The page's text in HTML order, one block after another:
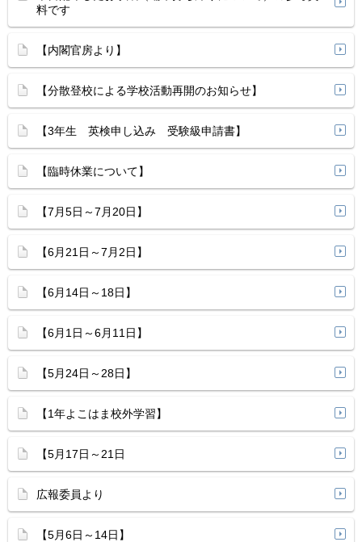
料です
【内閣官房より】
【分散登校による学校活動再開のお知らせ】
【3年生 英検申し込み 受験級申請書】
【臨時休業について】
【7月5日～7月20日】
【6月21日～7月2日】
【6月14日～18日】
【6月1日～6月11日】
【5月24日～28日】
【1年よこはま校外学習】
【5月17日～21日
広報委員より
【5月6日～14日】